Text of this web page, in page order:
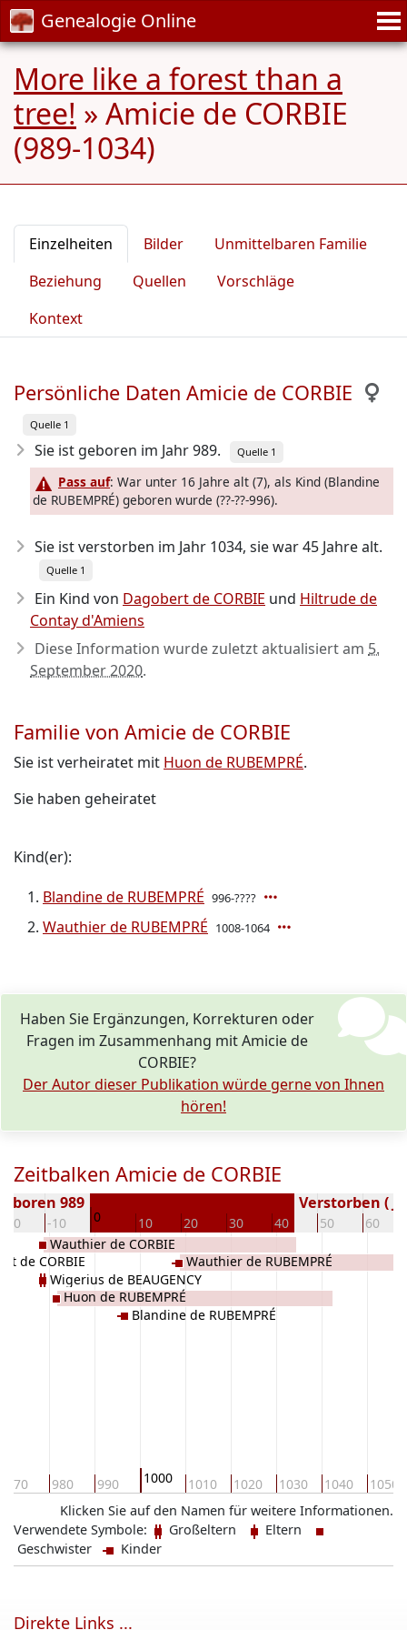
Genealogie Online
More like a forest than a
tree! » Amicie de CORBIE
(989-1034)
Einzelheiten Bilder
Unmittelbaren Familie
Beziehung
Quellen
Vorschläge
Kontext
Persönliche Daten Amicie de CORBIE
Quelle 1
Sie ist geboren im Jahr 989. Quelle 1
Pass auf: War unter 16 Jahre alt (7), als Kind (Blandine
de RUBEMPRÉ) geboren wurde (??-??-996).
Sie ist verstorben im Jahr 1034, sie war 45 Jahre alt.
Quelle 1
Ein Kind von Dagobert de CORBIE und Hiltrude de
Contay d'Amiens
Diese Information wurde zuletzt aktualisiert am 5.
September 2020.
Familie von Amicie de CORBIE
Sie ist verheiratet mit Huon de RUBEMPRÉ.
Sie haben geheiratet
Kind(er):
Blandine de RUBEMPRÉ 996-????
Wauthier de RUBEMPRÉ 1008-1064
Haben Sie Ergänzungen, Korrekturen oder
Fragen im Zusammenhang mit Amicie de
CORBIE?
Der Autor dieser Publikation würde gerne von Ihnen
hören!
Zeitbalken Amicie de CORBIE
-20 -10 0 10 20 30 40 50 60
989 Verstorben (
970 980 990 1000 1010 1020 1030 1040 1050
de CORBIE
Wauthier de CORBIE
Wigerius de BEAUGENCY
Huon de RUBEMPRÉ
Blandine de RUBEMPRÉ
Wauthier de RUBEMPRÉ
Klicken Sie auf den Namen für weitere Informationen.
Verwendete Symbole:
Großeltern
Eltern
Geschwister
Kinder
Direkte Links ...